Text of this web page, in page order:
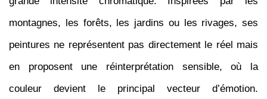
montagnes, les forêts, les jardins ou les rivages, ses
peintures ne représentent pas directement le réel mais
en proposent une réinterprétation sensible, où la
couleur devient le principal vecteur d’émotion.